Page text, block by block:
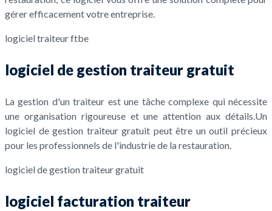
gérer efficacement votre entreprise.
logiciel traiteur ftbe
logiciel de gestion traiteur gratuit
La gestion d'un traiteur est une tâche complexe qui nécessite
une organisation rigoureuse et une attention aux détails.Un
logiciel de gestion traiteur gratuit peut être un outil précieux
pour les professionnels de l'industrie de la restauration.
logiciel de gestion traiteur gratuit
logiciel facturation traiteur